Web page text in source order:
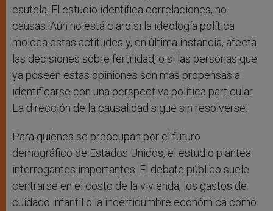
cautela. El estudio identifica correlaciones, no
causas. Aún no está claro si la ideología política
moldea estas actitudes y, en última instancia, afecta
las decisiones sobre fertilidad, o si las personas que
ya poseen estas opiniones son más propensas a
identificarse con una perspectiva política particular.
La dirección de la causalidad sigue sin resolverse.
Para quienes se preocupan por el futuro
demográfico de Estados Unidos, el estudio plantea
interrogantes importantes. El debate público suele
centrarse en el costo de la vivienda, los gastos de
cuidado infantil o la incertidumbre económica como